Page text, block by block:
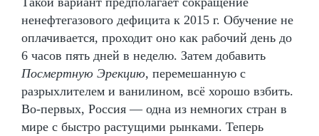
ненефтегазового дефицита к 2015 г. Обучение не
оплачивается, проходит оно как рабочий день до
6 часов пять дней в неделю. Затем добавить
Посмертную Эрекцию, перемешанную с
разрыхлителем и ванилином, всё хорошо взбить.
Во-первых, Россия — одна из немногих стран в
мире с быстро растущими рынками. Теперь